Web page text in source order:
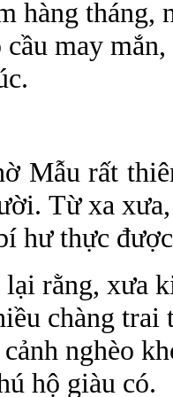
hàng tháng,
may
Mẫu rất
Từ xa
hư thực
rằng, xưa
chàng
nghèo
hộ giàu có.